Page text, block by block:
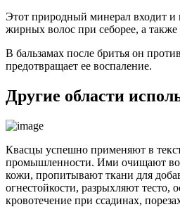
Этот природный минерал входит и
жирных волос при себорее, а
В бальзамах после бритья он
предотвращает ее воспаление.
Другие области
Квасцы успешно применяют в
промышленности. Ими очищают
кожи, пропитывают ткани для
огнестойкости, разрыхляют тесто,
кровотечение при ссадинах,